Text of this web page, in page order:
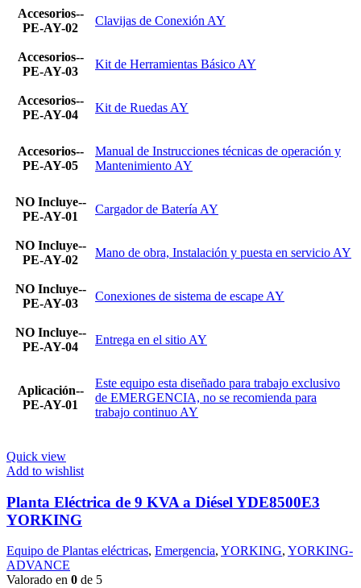
Accesorios--
PE-AY-02
Clavijas de Conexión AY
Accesorios--
PE-AY-03
Kit de Herramientas Básico AY
Accesorios--
PE-AY-04
Kit de Ruedas AY
Accesorios--
PE-AY-05
Manual de Instrucciones técnicas de operación y
Mantenimiento AY
NO Incluye--
PE-AY-01
Cargador de Batería AY
NO Incluye--
PE-AY-02
Mano de obra, Instalación y puesta en servicio AY
NO Incluye--
PE-AY-03
Conexiones de sistema de escape AY
NO Incluye--
PE-AY-04
Entrega en el sitio AY
Aplicación--
PE-AY-01
Este equipo esta diseñado para trabajo exclusivo
de EMERGENCIA, no se recomienda para
trabajo continuo AY
Quick view
Add to wishlist
Planta Eléctrica de 9 KVA a Diésel YDE8500E3
YORKING
Equipo de Plantas eléctricas, Emergencia, YORKING, YORKING-
ADVANCE
Valorado en 0 de 5